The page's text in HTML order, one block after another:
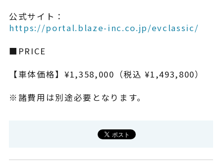
公式サイト：
https://portal.blaze-inc.co.jp/evclassic/
■PRICE
【車体価格】¥1,358,000（税込 ¥1,493,800）
※諸費用は別途必要となります。